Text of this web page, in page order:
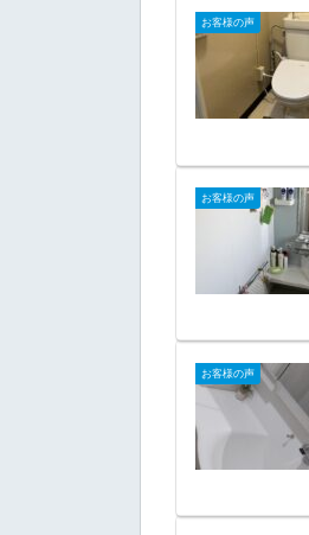
お客様の声
お客様の声
お客様の声